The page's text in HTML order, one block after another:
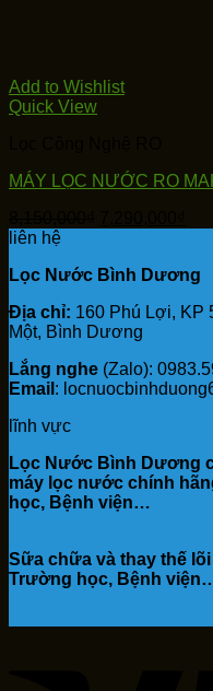
Add to Wishlist
Quick View
MÁY LỌC NƯỚC RO
8,150,000₫.là:
liên hệ
Lọc Nước Bình Dương
Địa chỉ: 160 Phú Lợi, KP
Một, Bình Dương
Lắng nghe (Zalo):
Email :
lĩnh vực
Lọc Nước Bình Dương
máy lọc nước chính
học, Bệnh viện…
Sữa chữa và thay thế
Trường học, Bệnh